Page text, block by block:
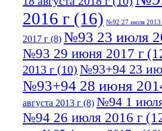
2016 г (16) №92 27 июля 2013
2017 г (8) №93 23 июля
№93 29 июня 2017 г
2013 г (10) №93+94 23
№93+94 28 июня
августа 2013 г (8) №94 1
№94 26 июля 2016 г